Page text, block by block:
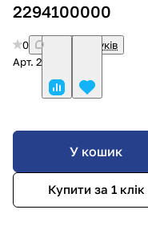
2294100000
0
Немає відгуків
Арт. 2294100000
У кошик
Купити за 1 клiк